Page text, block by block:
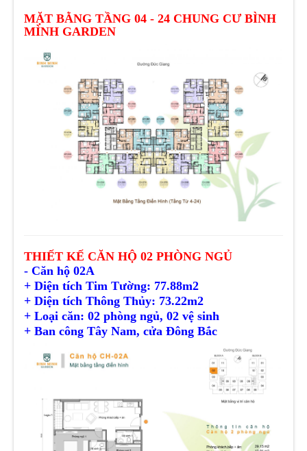
MẶT BẰNG TẦNG 04 - 24 CHUNG CƯ BÌNH
MÌNH GARDEN
THIẾT KẾ CĂN HỘ 02 PHÒNG NGỦ
- Căn hộ 02A
+ Diện tích Tim Tường: 77.88m2
+ Diện tíchThông Thủy: 73.22m2
+ Loại căn: 02 phòng ngủ, 02 vệ sinh
+ Ban công Tây Nam, cửa Đông Bắc